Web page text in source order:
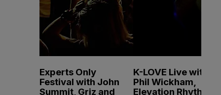
Experts Only
Festival with John
Summit, Griz and
K-LOVE Live with
Phil Wickham,
Elevation Rhythm,